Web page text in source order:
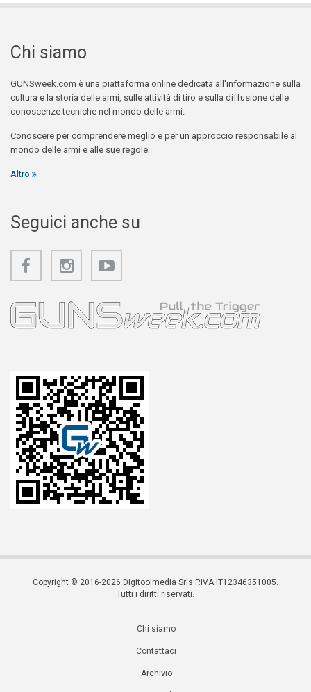
Chi siamo
GUNSweek.com è una piattaforma online dedicata all'informazione sulla
cultura e la storia delle armi, sulle attività di tiro e sulla diffusione delle
conoscenze tecniche nel mondo delle armi.
Conoscere per comprendere meglio e per un approccio responsabile al
mondo delle armi e alle sue regole.
Altro
Seguici anche su
Copyright © 2016-2026 Digitoolmedia Srls P.IVA IT12346351005.
Tutti i diritti riservati.
Chi siamo
Contattaci
Archivio